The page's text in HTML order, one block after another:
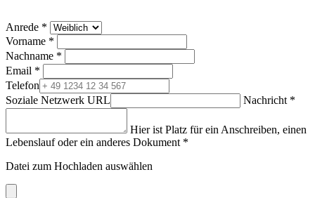
Anrede *
Vorname *
Nachname *
Email *
Telefon
Soziale Netzwerk URL
Nachricht *
Hier ist Platz für ein Anschreiben, einen
Lebenslauf oder ein anderes Dokument *
Datei zum Hochladen auswählen